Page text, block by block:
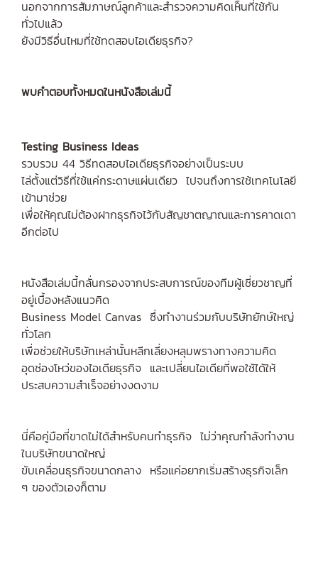
นอกจากการสัมภาษณ์ลูกค้าและสำรวจความคิดเห็นที่ใช้กัน
ทั่วไปแล้ว
ยังมีวิธีอื่นไหมที่ใช้ทดสอบไอเดียธุรกิจ?
พบคำตอบทั้งหมดในหนังสือเล่มนี้
Testing Business Ideas
รวบรวม 44 วิธีทดสอบไอเดียธุรกิจอย่างเป็นระบบ
ไล่ตั้งแต่วิธีที่ใช้แค่กระดาษแผ่นเดียว ไปจนถึงการใช้เทคโนโลยี
เข้ามาช่วย
เพื่อให้คุณไม่ต้องฝากธุรกิจไว้กับสัญชาตญาณและการคาดเดา
อีกต่อไป
หนังสือเล่มนี้กลั่นกรองจากประสบการณ์ของทีมผู้เชี่ยวชาญที่
อยู่เบื้องหลังแนวคิด
Business Model Canvas ซึ่งทำงานร่วมกับบริษัทยักษ์ใหญ่
ทั่วโลก
เพื่อช่วยให้บริษัทเหล่านั้นหลีกเลี่ยงหลุมพรางทางความคิด
อุดช่องโหว่ของไอเดียธุรกิจ และเปลี่ยนไอเดียที่พอใช้ได้ให้
ประสบความสำเร็จอย่างงดงาม
นี่คือคู่มือที่ขาดไม่ได้สำหรับคนทำธุรกิจ ไม่ว่าคุณกำลังทำงาน
ในบริษัทขนาดใหญ่
ขับเคลื่อนธุรกิจขนาดกลาง หรือแค่อยากเริ่มสร้างธุรกิจเล็ก
ๆ ของตัวเองก็ตาม